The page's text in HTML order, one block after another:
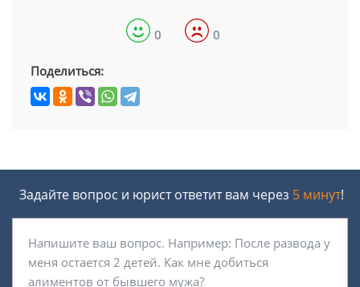
0 0
Поделиться:
Задайте вопрос и юрист ответит вам через 5 минут!